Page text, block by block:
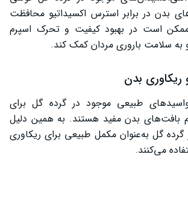
بدن در برابر استرس اکسیداتیو محافظت
است در بهبود کیفیت و تحرک اسپرم
سلامت باروری مردان کمک کند.
بدن
طبیعی موجود در گرده گل برای
بافت‌های بدن مفید هستند. به همین دلیل
گرده گل به‌عنوان مکمل طبیعی برای ریکاوری
می‌کنند.